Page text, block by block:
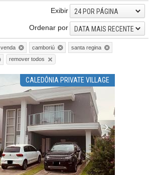
Exibir
24 POR PÁGINA
Ordenar por
DATA MAIS RECENTE
venda camboriú
santa regina
remover todos
CALEDÔNIA PRIVATE VILLAGE